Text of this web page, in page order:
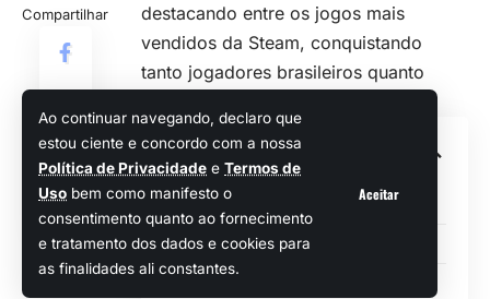
Ao continuar navegando, declaro que
estou ciente e concordo com a nossa
Política de Privacidade e Termos de
Uso bem como manifesto o
consentimento quanto ao fornecimento
e tratamento dos dados e cookies para
as finalidades ali constantes.
Aceitar
Compartilhar
destacando entre os jogos mais
vendidos da Steam, conquistando
tanto jogadores brasileiros quanto
Sumário
Sobre o jogo Liar’s Bar
Sucesso entre os Jogadores
Requisitos para jogar Liar’s Bar